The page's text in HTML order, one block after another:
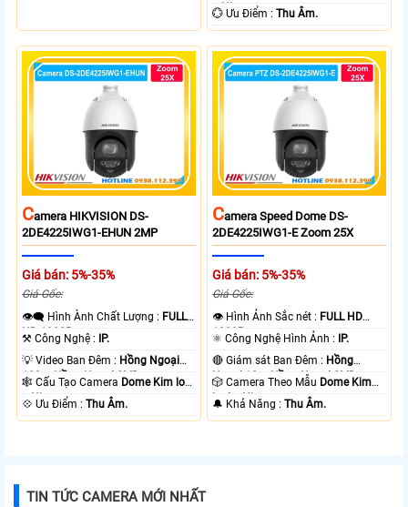
+ Nhựa.
️💮 Ưu Điểm :Thu Âm.
CAmera HIKVISION DS-
2DE4225IWG1-EHUN 2MP
Giá bán: 5%-35%
Giá Gốc:
👁️‍🗨 Hình Ành Chất Lượng : FULL
HD 1080P .
⚒ Công Nghệ :
IP.
💡 Video Ban Đêm : Hồng Ngoại
100m Hồng Ngoại SMD.
🕸️ Cấu Tạo Camera Dome Kim loại
+ Nhựa.
️💠 Ưu Điểm :Thu Âm.
CAmera Speed Dome DS-
2DE4225IWG1-E Zoom 25X
Giá bán: 5%-35%
Giá Gốc:
👁 Hình Ảnh Sắc nét : FULL HD
1080P .
⚛️ Công Nghệ Hình Ảnh :
IP.
🔴 Giám sát Ban Đêm : Hồng
Ngoại 10m Hồng Ngoại SMD.
🎲 Camera Theo Mẫu Dome Kim
loại + Nhựa.
️🔔 Khả Năng :Thu Âm.
TIN TỨC CAMERA MỚI NHẤT